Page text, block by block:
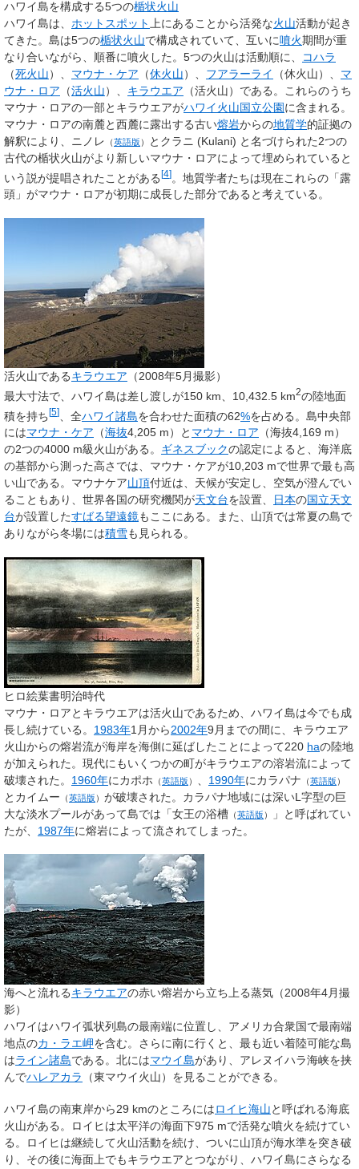
ハワイ島を構成する5つの楯状火山
ハワイ島は、 ホットスポット 上にあることから活発な火山活動が起き
てきた。島は5つの楯状火山で構成されていて、互いに噴火期間が重
なり合いながら、順番に噴火した。5つの火山は活動順に、
コハラ
（死火山）、 マウナ・ケア （休火山）、 フアラーライ （休火山）、 マ
ウナ・ロア （活火山）、 キラウエア （活火山）である。これらのうち
マウナ・ロアの一部とキラウエアがハワイ火山国立公園に含まれる。
マウナ・ロアの南麓と西麓に露出する古い熔岩からの地質学的証拠の
解釈により、 ニノレ （英語版 ）
とクラニ (Kulani) と名づけられた2つの
古代の楯状火山がより新しいマウナ・ロアによって埋められていると
いう説が提唱されたことがある[4]。地質学者たちは現在これらの「露
頭」がマウナ・ロアが初期に成長した部分であると考えている。
活火山であるキラウエア （2008年5月撮影）
最大寸法で、ハワイ島は差し渡しが150 km、10,432.5 km2の陸地面
積を持ち[5] 、全ハワイ諸島を合わせた面積の62%を占める。島中央部
にはマウナ・ケア （海抜4,205 m）と マウナ・ロア （海抜4,169 m）
の2つの4000 m級火山がある。 ギネスブックの認定によると、海洋底
の基部から測った高さでは、マウナ・ケアが10,203 mで世界で最も高
い山である。マウナケア山頂付近は、天候が安定し、空気が澄んでい
ることもあり、世界各国の研究機関が天文台を設置、 日本の国立天文
台が設置したすばる望遠鏡もここにある。また、山頂では常夏の島で
ありながら冬場には積雪も見られる。
ヒロ絵葉書明治時代
マウナ・ロアとキラウエアは活火山であるため、ハワイ島は今でも成
長し続けている。 1983年1月から2002年9月までの間に、キラウエア
火山からの熔岩流が海岸を海側に延ばしたことによって220 haの陸地
が加えられた。現代にもいくつかの町がキラウエアの溶岩流によって
破壊された。 1960年にカポホ （英語版 ） 1990年にカラパナ （英語版 ）
と カイムー （英語版 ） が破壊された。カラパナ地域には深いL字型の巨
大な淡水プールがあって島では「女王の浴槽 （英語版 ）
」と呼ばれてい
たが、 1987年に熔岩によって流されてしまった。
海へと流れるキラウエアの赤い熔岩から立ち上る蒸気（2008年4月撮
影）
ハワイはハワイ弧状列島の最南端に位置し、アメリカ合衆国で最南端
地点のカ・ラエ岬を含む。さらに南に行くと、最も近い着陸可能な島
はライン諸島である。北にはマウイ島があり、アレヌイハラ海峡を挟
んでハレアカラ （東マウイ火山）を見ることができる。
ハワイ島の南東岸から29 kmのところにはロイヒ海山と呼ばれる海底
火山がある。ロイヒは太平洋の海面下975 mで活発な噴火を続けてい
る。ロイヒは継続して火山活動を続け、ついに山頂が海水準を突き破
り、その後に海面上でもキラウエアとつながり、ハワイ島にさらなる